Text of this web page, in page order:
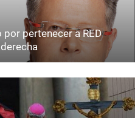
pertenecer a RED